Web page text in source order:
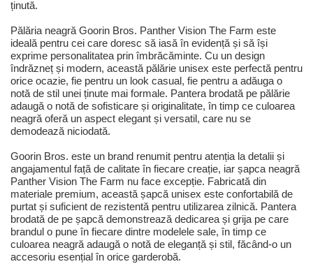
ținută.
Pălăria neagră Goorin Bros. Panther Vision The Farm este
ideală pentru cei care doresc să iasă în evidență și să își
exprime personalitatea prin îmbrăcăminte. Cu un design
îndrăzneț și modern, această pălărie unisex este perfectă pentru
orice ocazie, fie pentru un look casual, fie pentru a adăuga o
notă de stil unei ținute mai formale. Pantera brodată pe pălărie
adaugă o notă de sofisticare și originalitate, în timp ce culoarea
neagră oferă un aspect elegant și versatil, care nu se
demodează niciodată.
Goorin Bros. este un brand renumit pentru atenția la detalii și
angajamentul față de calitate în fiecare creație, iar șapca neagră
Panther Vision The Farm nu face excepție. Fabricată din
materiale premium, această șapcă unisex este confortabilă de
purtat și suficient de rezistentă pentru utilizarea zilnică. Pantera
brodată de pe șapcă demonstrează dedicarea și grija pe care
brandul o pune în fiecare dintre modelele sale, în timp ce
culoarea neagră adaugă o notă de eleganță și stil, făcând-o un
accesoriu esențial în orice garderobă.